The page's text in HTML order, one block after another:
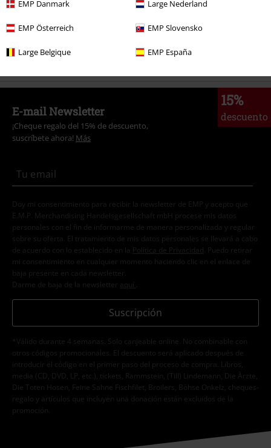
EMP Danmark Large Nederland
EMP Österreich EMP Slovensko
Large Belgique EMP España
Ropa Pantalones Pantalones de Tela
Ropa Pantalones Pantalones largos
15%
descuento
E-mail Newsletter
¡Cheque regalo del 15% de descuento,
suscríbete ahora! Más
Doy mi consentimiento para recibir la newsletter de EMP y acepto que
E.M.P. Merchandising Handelsgesellschaft mbH procese mis datos
personales con el fin de informarme de manera personalizada y regular
sobre su oferta. El tratamiento de mis datos personales se llevará a cabo
de acuerdo con lo establecido en la
Política de Privacidad . Puedo retirar
mi consentimiento en cualquier momento haciendo clic en el enlace de
baja presente en cada newsletter.
Darme de baja de la newsletter
aquí
Suscripción
*Válido durante 4 semanas. Solo canjeable online. No combinable con
otros códigos promocionales. El descuento será aplicado después de
introducir el código en el primer paso del proceso de compra. Libros,
media (CD, DVD, LP, etc.), tickets, Rammstein, (Till) Lindemann, Die Ärzte,
Die Toten Hosen, Feine Sahne Fischfilet, Broilers, Böhse Onkelz, cheques-
regalo y artículos que incluyen una donación están excluidos de la
promoción.